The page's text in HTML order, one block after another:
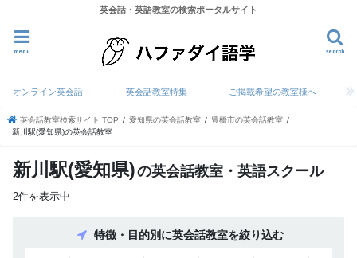
英会話・英語教室の検索ポータルサイト
search
menu
オンライン英会話 英会話教室特集 ご掲載希望の教室様へ
英会話教室検索サイト TOP 愛知県の英会話教室
豊橋市の英会話教室
新川駅(愛知県)の英会話教室
新川駅(愛知県)の英会話教室・英語スクール
2件を表示中
特徴・目的別に英会話教室を絞り込む